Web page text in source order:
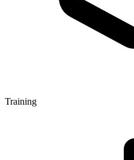
Training